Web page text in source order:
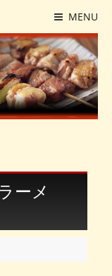
MENU
ーメ